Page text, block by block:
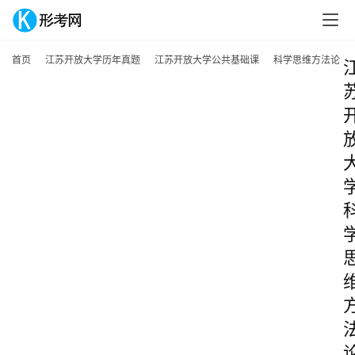
首页 江苏开放大学历年真题 江苏开放大学公共基础课 科学思维方法论